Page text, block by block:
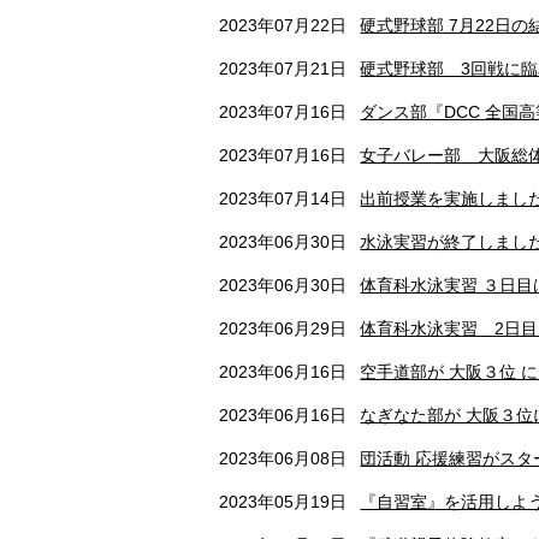
2023年07月22日 硬式野球部 7月22日の
2023年07月21日 硬式野球部 3回戦に
2023年07月16日 ダンス部『DCC 全国
2023年07月16日 女子バレー部 大阪総
2023年07月14日 出前授業を実施しまし
2023年06月30日 水泳実習が終了しまし
2023年06月30日 体育科水泳実習 ３日目
2023年06月29日 体育科水泳実習 2日目
2023年06月16日 空手道部が 大阪３位
2023年06月16日 なぎなた部が 大阪３
2023年06月08日 団活動 応援練習がスタ
2023年05月19日 『自習室』を活用しよ